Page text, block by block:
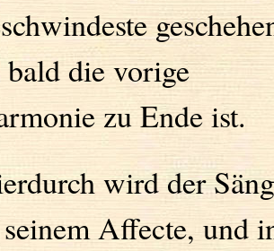
bald die vorige
zu Ende ist.
wird der
Affecte, und